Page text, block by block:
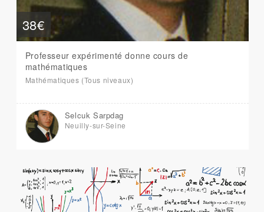
38€
Professeur expérimenté donne cours de
mathématiques
Mathématiques (Tous niveaux)
Selcuk Sarpdag
Neuilly-sur-Seine